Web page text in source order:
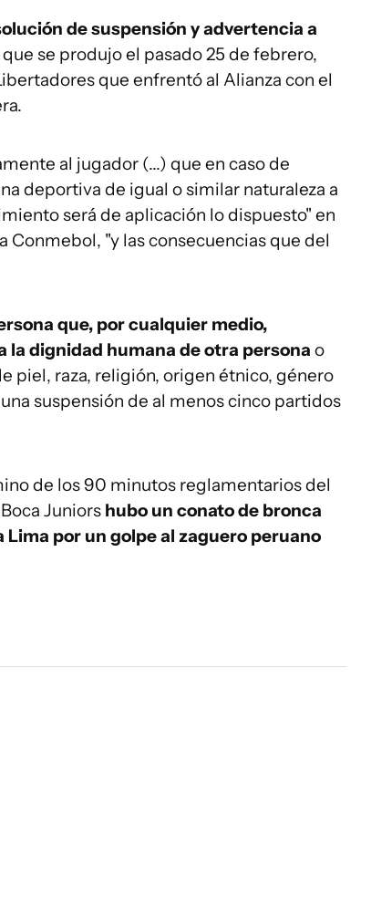
de suspensión y advertencia a
que se produjo el pasado 25 de febrero,
que enfrentó al Alianza con el
al jugador (...) que en caso de
deportiva de igual o similar naturaleza a
será de aplicación lo dispuesto" en
"y las consecuencias que del
que, por cualquier medio,
dignidad humana de otra persona o
piel, raza, religión, origen étnico, género
suspensión de al menos cinco partidos
de los 90 minutos reglamentarios del
Juniors hubo un conato de bronca
por un golpe al zaguero peruano